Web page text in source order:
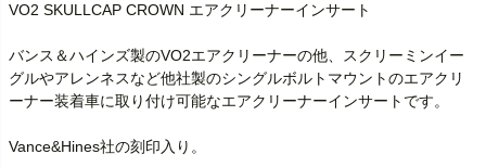
VO2 SKULLCAP CROWN エアクリーナーインサート
バンス＆ハインズ製のVO2エアクリーナーの他、スクリーミンイー
グルやアレンネスなど他社製のシングルボルトマウントのエアクリ
ーナー装着車に取り付け可能なエアクリーナーインサートです。
Vance&Hines社の刻印入り。